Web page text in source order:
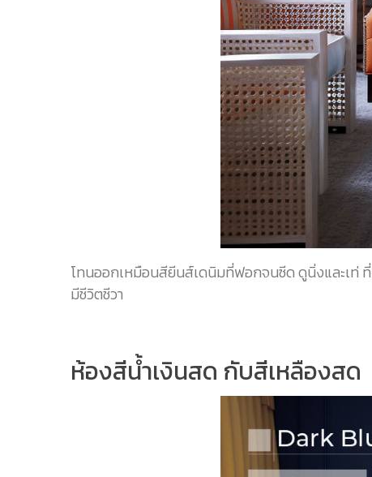
โทนออกเหมือนสียีนส์เดนิมที่ฟอกจนซีด ดูนิ่งและเท่
มีชีวิตชีวา
ห้องสีน้ำเงินสด กับสีเหลืองสด